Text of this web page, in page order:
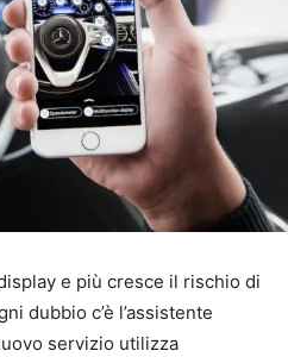
e più cresce il rischio di
dubbio c’è l’assistente
servizio utilizza